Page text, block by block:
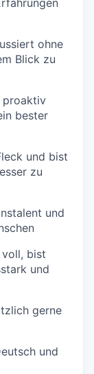
ohne
Blick zu
proaktiv
bester
und bist
zu
und
voll, bist
und
gerne
und